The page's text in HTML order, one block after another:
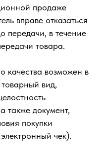
продаже
вправе отказаться
передачи, в течение
товара.
качества возможен в
вид,
также документ,
покупки
чек).